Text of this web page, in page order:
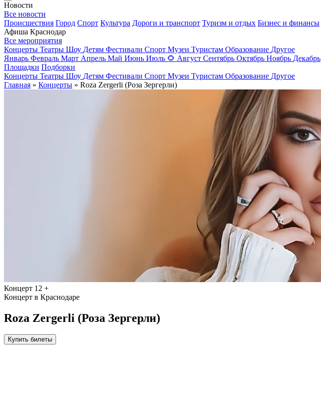
Новости
Все новости
Происшествия Город Спорт Культура Дороги и транспорт Туризм и отдых Бизнес и финансы
Афиша Краснодар
Все мероприятия
Концерты Театры Шоу Детям Фестивали Спорт Музеи Туристам Образование Другое
Январь Февраль Март Апрель Май Июнь Июль 🌻 Август Сентябрь Октябрь Ноябрь Декабрь
Площадки Подборки
Концерты Театры Шоу Детям Фестивали Спорт Музеи Туристам Образование Другое
Главная » Концерты » Roza Zergerli (Роза Зергерли)
Концерт 12 +
Концерт в Краснодаре
Roza Zergerli (Роза Зергерли)
Купить билеты